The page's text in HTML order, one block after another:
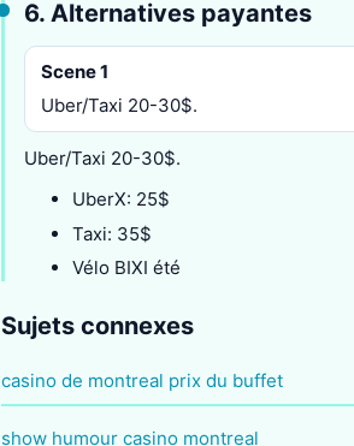
6. Alternatives payantes
Scene 1
Uber/Taxi 20-30$.
Uber/Taxi 20-30$.
UberX: 25$
Taxi: 35$
Vélo BIXI été
Sujets connexes
casino de montreal prix du buffet
show humour casino montreal